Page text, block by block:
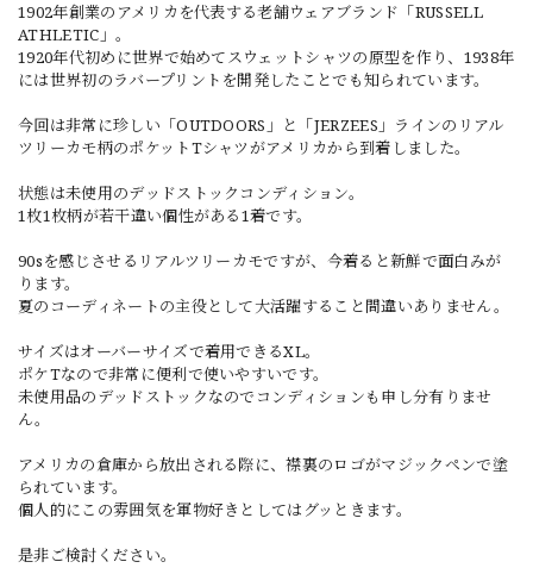
1902年創業のアメリカを代表する老舗ウェアブランド「RUSSELL
ATHLETIC」。
1920年代初めに世界で始めてスウェットシャツの原型を作り、1938年
には世界初のラバープリントを開発したことでも知られています。
今回は非常に珍しい「OUTDOORS」と「JERZEES」ラインのリアル
ツリーカモ柄のポケットTシャツがアメリカから到着しました。
状態は未使用のデッドストックコンディション。
1枚1枚柄が若干違い個性がある1着です。
90sを感じさせるリアルツリーカモですが、今着ると新鮮で面白みが
ります。
夏のコーディネートの主役として大活躍すること間違いありません。
サイズはオーバーサイズで着用できるXL。
ポケTなので非常に便利で使いやすいです。
未使用品のデッドストックなのでコンディションも申し分有りませ
ん。
アメリカの倉庫から放出される際に、襟裏のロゴがマジックペンで塗
られています。
個人的にこの雰囲気を軍物好きとしてはグッときます。
是非ご検討ください。